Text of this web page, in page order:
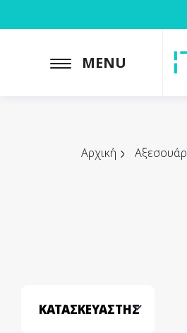
MENU
Αρχική Αξεσουάρ
ΚΑΤΑΣΚΕΥΑΣΤΉΣ